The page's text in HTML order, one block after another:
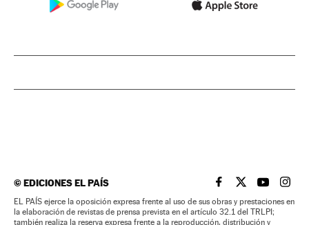
©EDICIONES EL PAÍS EL PAÍS BRASIL EN
EL PAÍSEL PAÍS
EL
EL PAÍS ejerce la oposición expresa frente al uso de sus obras y prestaciones en
la elaboración de revistas de prensa prevista en el artículo 32.1 del TRLPI;
también realiza la reserva expresa frente a la reproducción, distribución y